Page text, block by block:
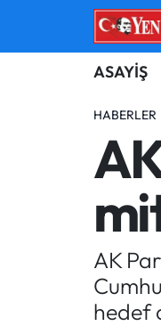
ASAYİŞ
HABERLER
AK
hedef
ASAYİŞ
BİLİM-
DÜNYA
EĞİTİM
EKONOMİ
Aydın Nöbetçi
Aydın Hava
Aydin Namaz
Aydın Trafik
Süper Lig Puan
Tüm Manşetler